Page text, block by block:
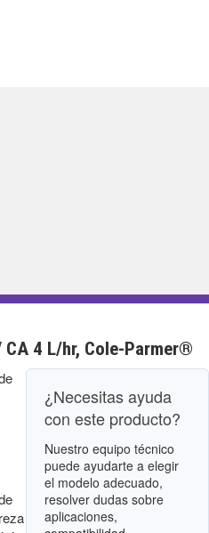
4 L/hr, Cole-Parmer®
¿Necesitas ayuda
con este producto?
Nuestro equipo técnico
puede ayudarte a elegir
el modelo adecuado,
resolver dudas sobre
aplicaciones,